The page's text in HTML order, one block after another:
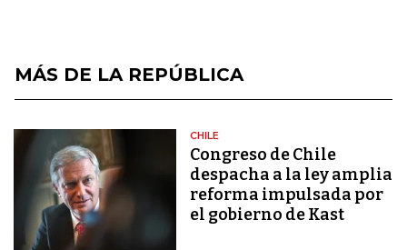
MÁS DE LA REPÚBLICA
CHILE
Congreso de Chile
despacha a la ley amplia
reforma impulsada por
el gobierno de Kast